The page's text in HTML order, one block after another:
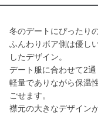
冬のデートにぴったり
ふんわりボア側は優し
したデザイン。
デート服に合わせて2通
軽量でありながら保温
ごせます。
襟元の大きなデザイン